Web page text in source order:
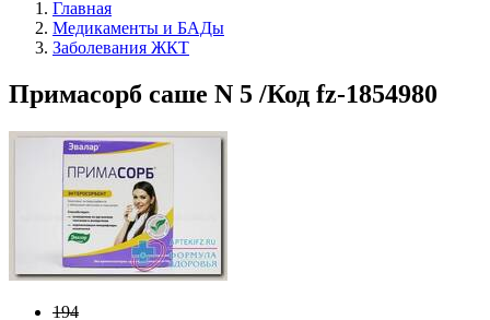
Главная
Медикаменты и БАДы
Заболевания ЖКТ
Примасорб саше N 5 /Код fz-1854980
194